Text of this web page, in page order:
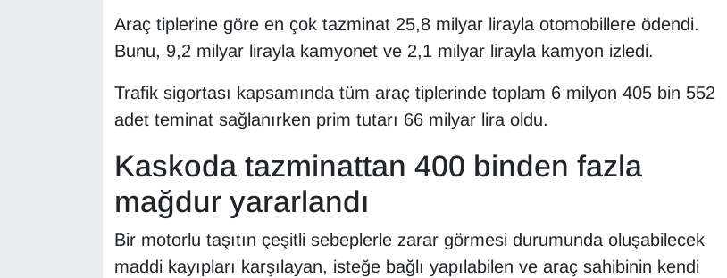
Araç tiplerine göre en çok tazminat 25,8 milyar lirayla otomobillere ödendi.
Bunu, 9,2 milyar lirayla kamyonet ve 2,1 milyar lirayla kamyon izledi.
Trafik sigortası kapsamında tüm araç tiplerinde toplam 6 milyon 405 bin 552
adet teminat sağlanırken prim tutarı 66 milyar lira oldu.
Kaskoda tazminattan 400 binden fazla
mağdur yararlandı
Bir motorlu taşıtın çeşitli sebeplerle zarar görmesi durumunda oluşabilecek
maddi kayıpları karşılayan, isteğe bağlı yapılabilen ve araç sahibinin kendi
TEKNOLOJİ